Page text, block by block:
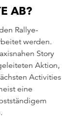
AB?
Rallye-
werden.
Story
Aktion,
Activities
eine